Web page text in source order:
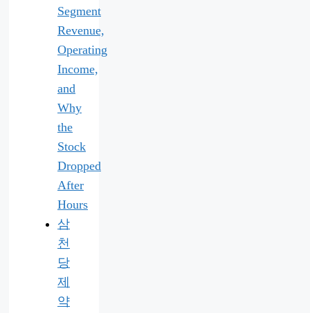
Segment
Revenue,
Operating
Income,
and
Why
the
Stock
Dropped
After
Hours
삼
천
당
제
약